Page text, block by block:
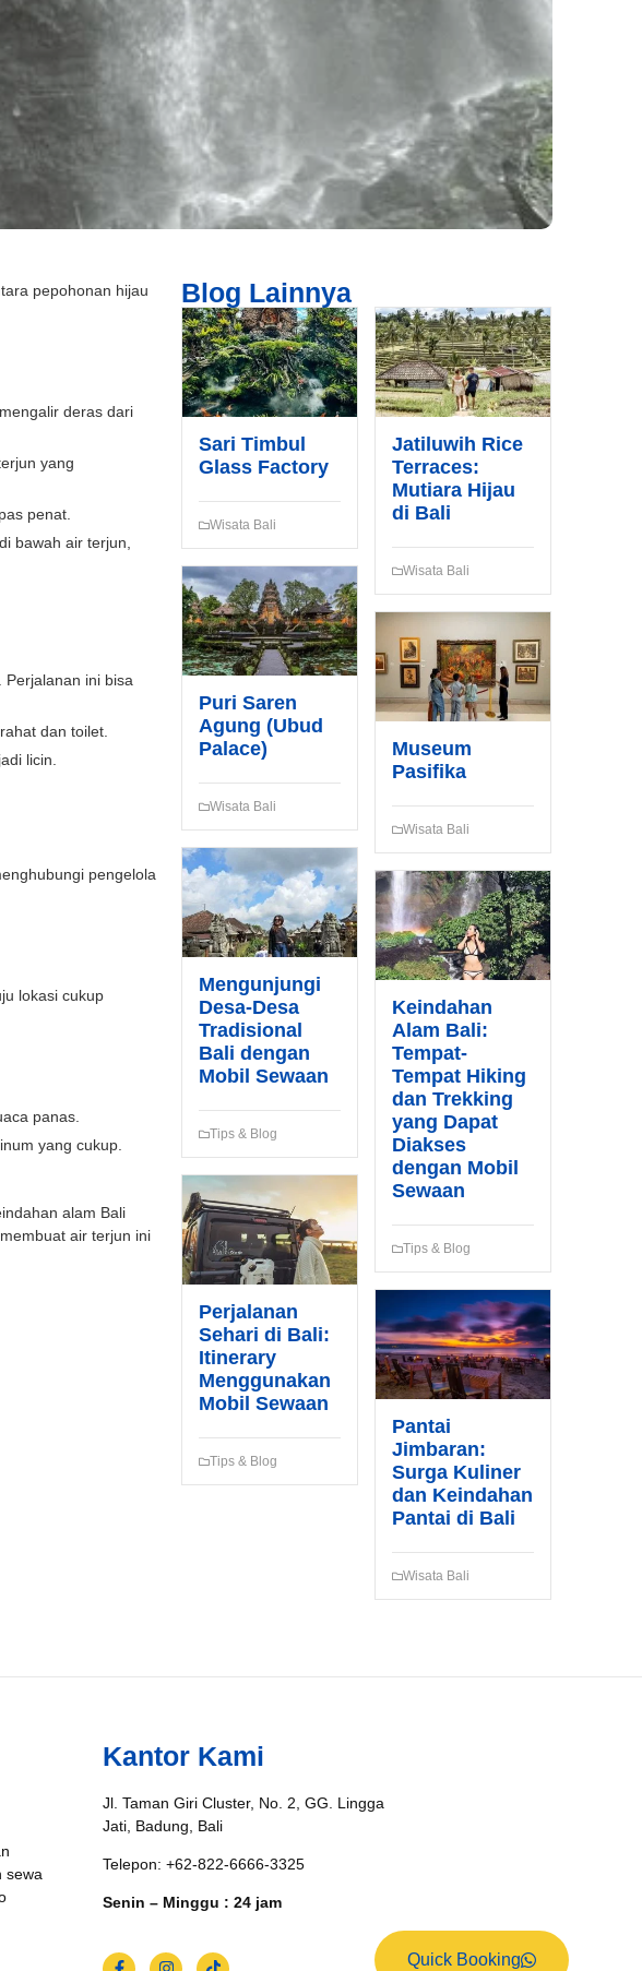
pepohonan hijau
deras dari
yang
penat.
bawah air terjun,
ini bisa
dan toilet.
licin.
pengelola
lokasi cukup
panas.
yang cukup.
alam Bali
air terjun ini
Blog Lainnya
Sari Timbul
Glass Factory
Wisata Bali
Jatiluwih Rice
Terraces:
Mutiara Hijau
di Bali
Wisata Bali
Puri Saren
Agung (Ubud
Palace)
Wisata Bali
Museum
Pasifika
Wisata Bali
Mengunjungi
Desa-Desa
Tradisional
Bali dengan
Mobil Sewaan
Tips & Blog
Keindahan
Alam Bali:
Tempat-
Tempat Hiking
dan Trekking
yang Dapat
Diakses
dengan Mobil
Sewaan
Tips & Blog
Perjalanan
Sehari di Bali:
Itinerary
Menggunakan
Mobil Sewaan
Tips & Blog
Pantai
Jimbaran:
Surga Kuliner
dan Keindahan
Pantai di Bali
Wisata Bali
sewa
Quick Booking
Kantor Kami
Jl. Taman Giri Cluster, No. 2, GG. Lingga
Jati, Badung, Bali
Telepon: +62-822-6666-3325
Senin – Minggu : 24 jam